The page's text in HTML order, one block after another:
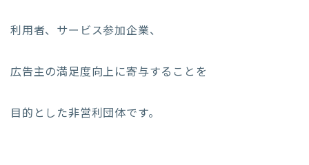
利用者、サービス参加企業、
広告主の満足度向上に寄与することを
目的とした非営利団体です。